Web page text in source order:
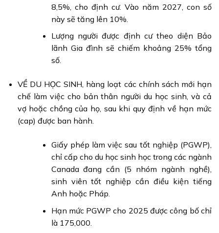
8,5%, cho định cư. Vào năm 2027, con số
này sẽ tăng lên 10%.
Lượng người được định cư theo diện Bảo
lãnh Gia đình sẽ chiếm khoảng 25% tổng
số.
VỀ DU HỌC SINH, hàng loạt các chính sách mới hạn
chế làm việc cho bản thân người du học sinh, và cả
vợ hoặc chồng của họ, sau khi quy định về hạn mức
(cap) được ban hành.
Giấy phép làm việc sau tốt nghiệp (PGWP),
chỉ cấp cho du học sinh học trong các ngành
Canada đang cần (5 nhóm ngành nghề),
sinh viên tốt nghiệp cần điều kiện tiếng
Anh hoặc Pháp.
Hạn mức PGWP cho 2025 được công bố chỉ
là 175,000.